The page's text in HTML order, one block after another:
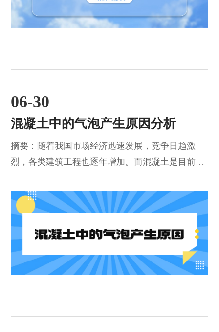
06-30
混凝土中的气泡产生原因分析
摘要：随着我国市场经济迅速发展，竞争日趋激
烈，各类建筑工程也逐年增加。而混凝土是目前最
凝土表面出现气泡的现象频频发生，而且其气泡的
体积大并不能及时排出，这对混凝土结构及性能造
成极大的不利影响。笔者对混凝土产生气泡的原因
进行了研究分析，给出了科学可行的有效处理措
施。关键词：混凝土；气泡；有效处理措施前言：
混凝土是工程建设的重要环节，其表面出现气泡的